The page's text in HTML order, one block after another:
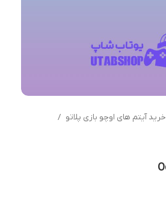
خرید آیتم های اوچو بازی پلاتو